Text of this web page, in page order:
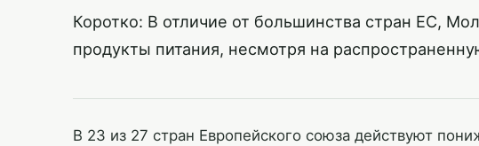
Коротко: В отличие от большинства стран ЕС,
продукты питания, несмотря на
В 23 из 27 стран Европейского союза действуют